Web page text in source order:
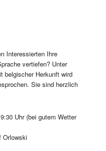
Interessierten Ihre
vertiefen? Unter
belgischer Herkunft wird
Sie sind herzlich
Uhr (bei gutem Wetter
Orlowski